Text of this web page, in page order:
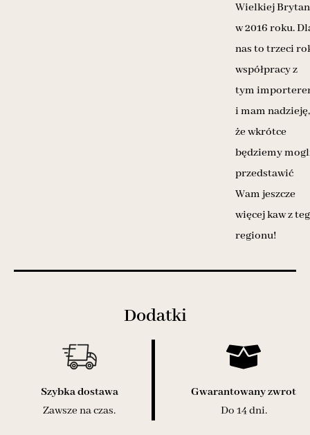
Wielkiej
w 2016 roku.
nas to trzeci
współpracy z
tym
i mam nadzieję,
że wkrótce
będziemy
przedstawić
Wam jeszcze
więcej kaw z
regionu!
Dodatki
Szybka dostawa
Zawsze na czas.
Gwarantowany zwrot
Do 14 dni.
Powiadom o dostępności
magazynie. Proszę zostawić swój prawidłowy adres e-